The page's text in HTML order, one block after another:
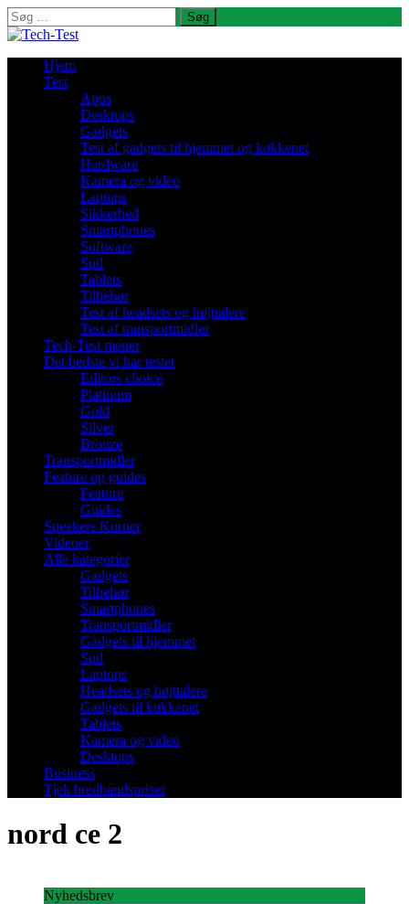
Søg
efter:
Hjem
Test
Apps
Desktops
Gadgets
Test af gadgets til hjemmet og køkkenet
Hardware
Kamera og video
Laptops
Sikkerhed
Smartphones
Software
Spil
Tablets
Tilbehør
Test af headsets og højttalere
Test af transportmidler
Tech-Test mener
Det bedste vi har testet
Editors choice
Platinum
Gold
Silver
Bronze
Transportmidler
Feature og guides
Feature
Guides
Speakers Korner
Videoer
Alle kategorier
Gadgets
Tilbehør
Smartphones
Transportmidler
Gadgets til hjemmet
Spil
Laptops
Headsets og højttalere
Gadgets til køkkenet
Tablets
Kamera og video
Desktops
Business
Tjek bredbåndspriser
nord ce 2
Nyhedsbrev